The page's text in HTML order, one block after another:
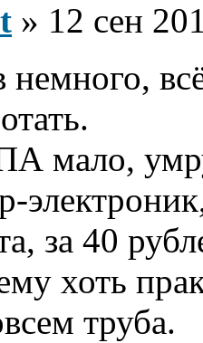
» 12 сен
мало,
за 40
хоть
труба.